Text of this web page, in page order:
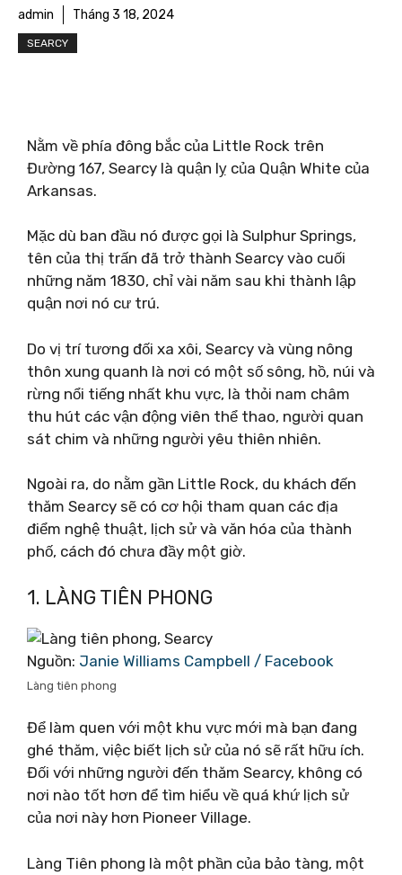
admin Tháng 3 18, 2024
SEARCY
Nằm về phía đông bắc của Little Rock trên
Đường 167, Searcy là quận lỵ của Quận White của
Arkansas.
Mặc dù ban đầu nó được gọi là Sulphur Springs,
tên của thị trấn đã trở thành Searcy vào cuối
những năm 1830, chỉ vài năm sau khi thành lập
quận nơi nó cư trú.
Do vị trí tương đối xa xôi, Searcy và vùng nông
thôn xung quanh là nơi có một số sông, hồ, núi và
rừng nổi tiếng nhất khu vực, là thỏi nam châm
thu hút các vận động viên thể thao, người quan
sát chim và những người yêu thiên nhiên.
Ngoài ra, do nằm gần Little Rock, du khách đến
thăm Searcy sẽ có cơ hội tham quan các địa
điểm nghệ thuật, lịch sử và văn hóa của thành
phố, cách đó chưa đầy một giờ.
1. LÀNG TIÊN PHONG
Nguồn: Janie Williams Campbell‎ / Facebook
Làng tiên phong
Để làm quen với một khu vực mới mà bạn đang
ghé thăm, việc biết lịch sử của nó sẽ rất hữu ích.
Đối với những người đến thăm Searcy, không có
nơi nào tốt hơn để tìm hiểu về quá khứ lịch sử
của nơi này hơn Pioneer Village.
Làng Tiên phong là một phần của bảo tàng, một